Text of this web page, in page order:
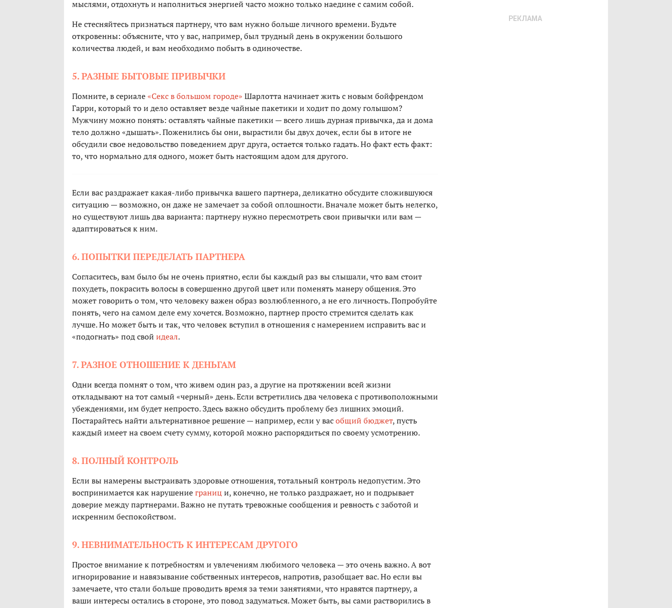
мыслями, отдохнуть и наполниться энергией часто можно только наедине с самим собой.
Не стесняйтесь признаться партнеру, что вам нужно больше личного времени. Будьте
откровенны: объясните, что у вас, например, был трудный день в окружении большого
количества людей, и вам необходимо побыть в одиночестве.
5. РАЗНЫЕ БЫТОВЫЕ ПРИВЫЧКИ
Помните, в сериале«Секс в большом городе» Шарлотта начинает жить с новым бойфрендом
Гарри, который то и дело оставляет везде чайные пакетики и ходит по дому голышом?
Мужчину можно понять: оставлять чайные пакетики — всего лишь дурная привычка, да и дома
тело должно «дышать». Поженились бы они, вырастили бы двух дочек, если бы в итоге не
обсудили свое недовольство поведением друг друга, остается только гадать. Но факт есть факт:
то, что нормально для одного, может быть настоящим адом для другого.
Если вас раздражает какая-либо привычка вашего партнера, деликатно обсудите сложившуюся
ситуацию — возможно, он даже не замечает за собой оплошности. Вначале может быть нелегко,
но существуют лишь два варианта: партнеру нужно пересмотреть свои привычки или вам —
адаптироваться к ним.
6. ПОПЫТКИ ПЕРЕДЕЛАТЬ ПАРТНЕРА
Согласитесь, вам было бы не очень приятно, если бы каждый раз вы слышали, что вам стоит
похудеть, покрасить волосы в совершенно другой цвет или поменять манеру общения. Это
может говорить о том, что человеку важен образ возлюбленного, а не его личность. Попробуйте
понять, чего на самом деле ему хочется. Возможно, партнер просто стремится сделать как
лучше. Но может быть и так, что человек вступил в отношения с намерением исправить вас и
«подогнать» под свой идеал.
7. РАЗНОЕ ОТНОШЕНИЕ К ДЕНЬГАМ
Одни всегда помнят о том, что живем один раз, а другие на протяжении всей жизни
откладывают на тот самый «черный» день. Если встретились два человека с противоположными
убеждениями, им будет непросто. Здесь важно обсудить проблему без лишних эмоций.
Постарайтесь найти альтернативное решение — например, если у васобщий бюджет, пусть
каждый имеет на своем счету сумму, которой можно распорядиться по своему усмотрению.
8. ПОЛНЫЙ КОНТРОЛЬ
Если вы намерены выстраивать здоровые отношения, тотальный контроль недопустим. Это
воспринимается как нарушениеграници, конечно, не только раздражает, но и подрывает
доверие между партнерами. Важно не путать тревожные сообщения и ревность с заботой и
искренним беспокойством.
9. НЕВНИМАТЕЛЬНОСТЬ К ИНТЕРЕСАМ ДРУГОГО
Простое внимание к потребностям и увлечениям любимого человека — это очень важно. А вот
игнорирование и навязывание собственных интересов, напротив, разобщает вас. Но если вы
замечаете, что стали больше проводить время за теми занятиями, что нравятся партнеру, а
ваши интересы остались в стороне, это повод задуматься. Может быть, вы сами растворились в